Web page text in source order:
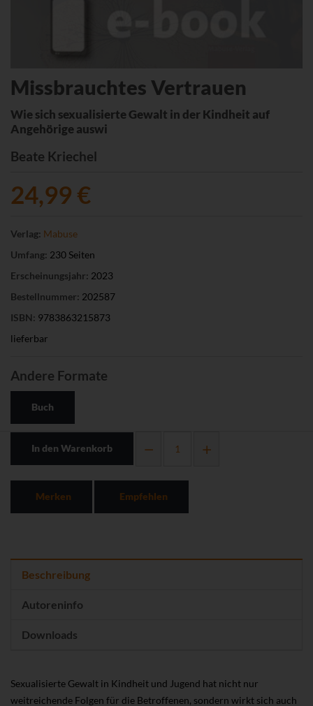
Missbrauchtes Vertrauen
Wie sich sexualisierte Gewalt in der Kindheit auf
Angehörige auswi
Beate Kriechel
24,99 €
Verlag: Mabuse
Umfang: 230 Seiten
Erscheinungsjahr: 2023
Bestellnummer: 202587
ISBN: 9783863215873
lieferbar
Andere Formate
Buch
In den Warenkorb
Merken Empfehlen
Beschreibung
Autoreninfo
Downloads
Sexualisierte Gewalt in Kindheit und Jugend hat nicht nur
weitreichende Folgen für die Betroffenen, sondern wirkt sich auch